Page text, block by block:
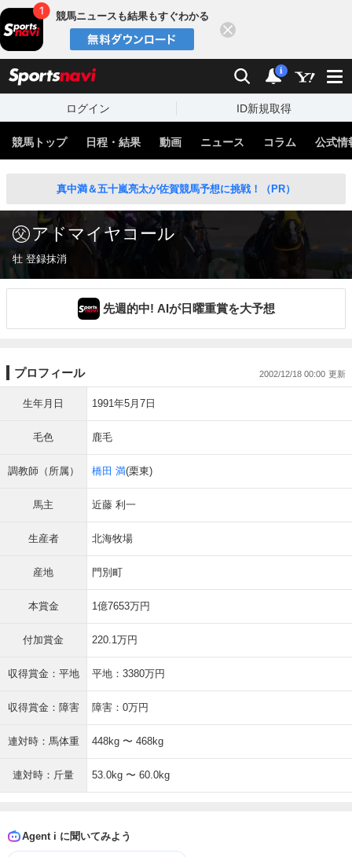
競馬ニュースも結果もすぐわかる
検索 通知
i
ログイン ID新規取得
競馬トップ 日程・結果 動画 ニュース コラム 公式情
真中満＆五十嵐亮太が佐賀競馬予想に挑戦！（PR）
アドマイヤコール
牡 登録抹消
先週的中! AIが日曜重賞を大予想
プロフィール 2002/12/18 00:00
生年月日 1991年5月7日
毛色 鹿毛
調教師（所属） 橋田 満(栗東)
馬主 近藤 利一
生産者 北海牧場
産地 門別町
本賞金 1億7653万円
付加賞金 220.1万円
収得賞金：平地 平地：3380万円
収得賞金：障害 障害：0万円
連対時：馬体重 448kg 〜 468kg
連対時：斤量 53.0kg 〜 60.0kg
Agent i に聞いてみよう